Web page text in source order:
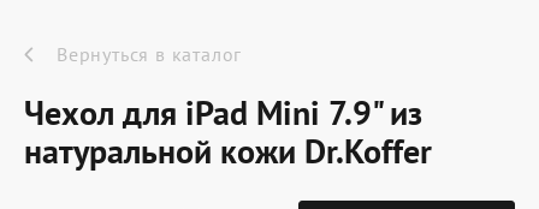
Новинки
Акции
Вернуться в каталог
Чехол для iPad Mini 7.9" из
натуральной кожи Dr.Koffer